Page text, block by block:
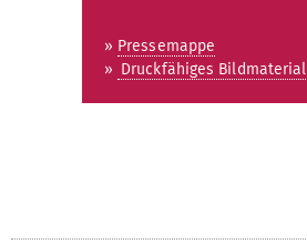
» Pressemappe
» Druckfähiges Bildmaterial